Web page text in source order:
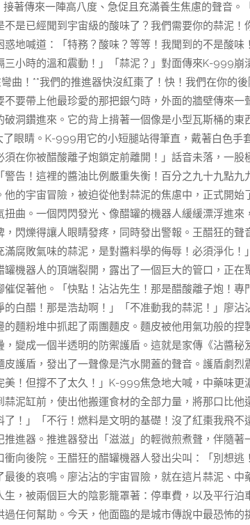
著傳來一陣高八度、急促且充滿養生焦慮的聲音。
是已經聞到宇宙級的酸味了？我們需要你的蒜泥
惑地喊道：「特務？酸味？等等！我聞到的不是酸
三小時的溫和震動！」「蒜泥？」對面傳來K-999
曲！**我們的推進器快沒紅棗了！快！我們在你
不要帶上他最珍愛的那把銀勺時，外面的牆壁傳來
洞鑽進來。它的背上揹著一個像是小型瓦斯桶的
眼睛。K-999用它的小短腿站得筆直，戴著白色手
須在你被醋酸離子炮鎖定前離開！」話音未落，一
告！這裡的醬油比例嚴重失衡！百分之九十九點
的宇宙冒險，被迫從他對蒜泥的焦慮中，正式開
曲。一個閃閃發光、像醋罐的機器人緩緩漂浮進
，閃爍得讓人眼睛發疼，同時發出警報。王醋狂的
滿腐敗氣味的蒜泥，是對醬料學的侮辱！必須淨化
罐機器人的頂端裂開，露出了一個巨大的管口，正
促著他。「快點！沾沾先生！那是醋酸離子炮！
的白醋！那是浩劫啊！」「不准動我的蒜泥！」廖
的麵粉堆中抓起了兩團麵皮。麵皮被他用氣功般的
變成一個半透明的防禦護盾。這就是家傳《沾醬秘
護盾，發出了一聲像是汽水開蓋的聲音。護盾劇
美！但撐不了太久！」K-999焦急地大喊，中藥味
蒜泥缸前，使出他搬運食材的全部力量，將那口比
了！」「不行！燃料是文明的基礎！沒了紅棗我飛
推進器。推進器發出「滋滋」的輕微煎煮聲，伴隨
衝向後院。王醋狂的醋罐機器人發出尖叫：「別想
後的哀鳴。廖沾沾的宇宙冒險，就在這片蒜泥、
生，被兩個巨大的陰影籠罩著：停車費，以及平行
任何幫助。今天，他面臨的是城市傳說中最恐怖